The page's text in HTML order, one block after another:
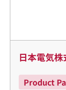
日本電気
Product